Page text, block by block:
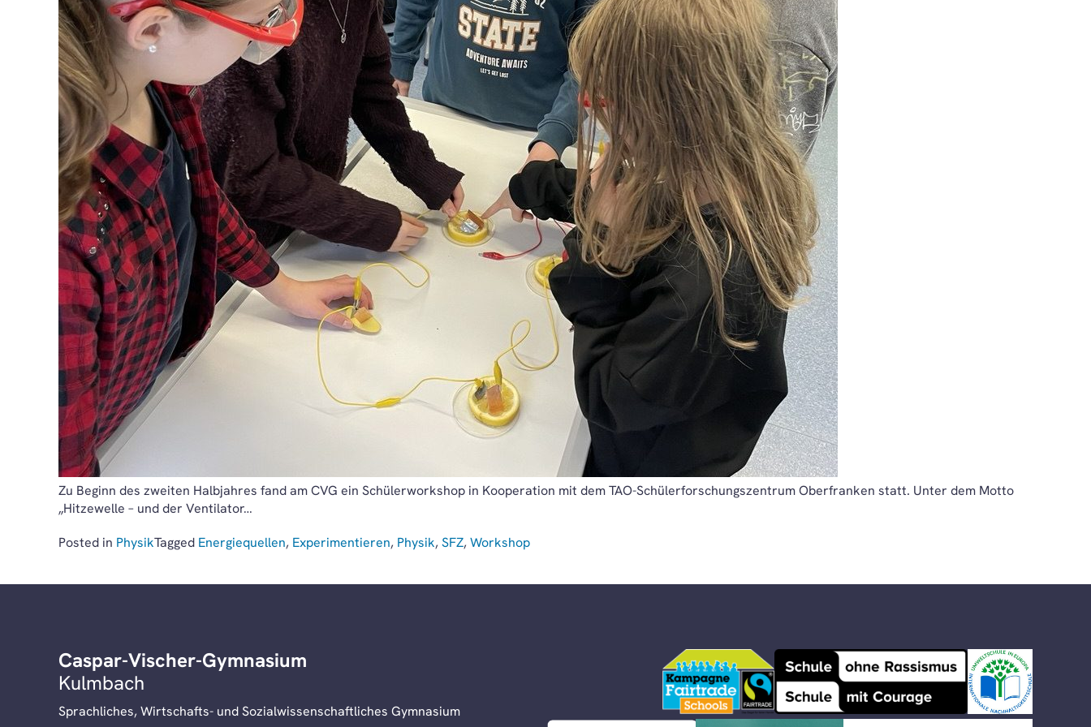
Zu Beginn des zweiten Halbjahres fand am CVG ein Schülerworkshop in Kooperation mit dem TAO-Schülerforschungszentrum Oberfranken statt. Unter dem Motto
„Hitzewelle – und der Ventilator…
Posted in PhysikTagged Energiequellen, Experimentieren, Physik, SFZ, Workshop
Caspar-Vischer-Gymnasium
Kulmbach
Sprachliches, Wirtschafts- und Sozialwissenschaftliches Gymnasium